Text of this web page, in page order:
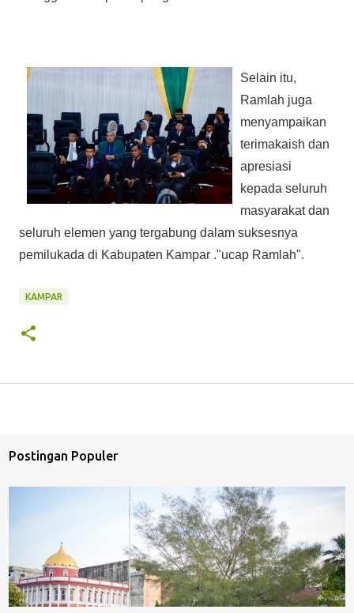
Selain itu,
Ramlah juga
menyampaikan
terimakaish dan
apresiasi
kepada seluruh
masyarakat dan
seluruh elemen yang tergabung dalam suksesnya
pemilukada di Kabupaten Kampar ."ucap Ramlah".
KAMPAR
Postingan Populer